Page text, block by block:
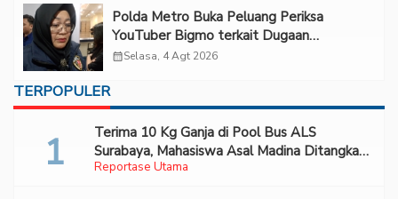
Polda Metro Buka Peluang Periksa
YouTuber Bigmo terkait Dugaan
Eksploitasi Anak
calendar_monthSelasa, 4 Agt 2026
TERPOPULER
Reportase Utama
Terima 10 Kg Ganja di Pool Bus ALS
Surabaya, Mahasiswa Asal Madina Ditangkap
Bareskrim